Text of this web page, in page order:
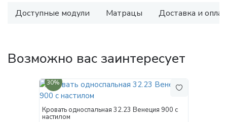
Доступные модули Матрацы Доставка и
Возможно вас заинтересует
30%
Кровать односпальная 32.23 Венеция 900 с
настилом